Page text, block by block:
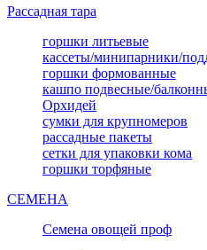
Рассадная тара
горшки литьевые
кассеты/минипарники/
горшки формованные
кашпо подвесные/
Орхидей
сумки для крупномеров
рассадные пакеты
сетки для упаковки кома
горшки торфяные
СЕМЕНА
Семена овощей проф